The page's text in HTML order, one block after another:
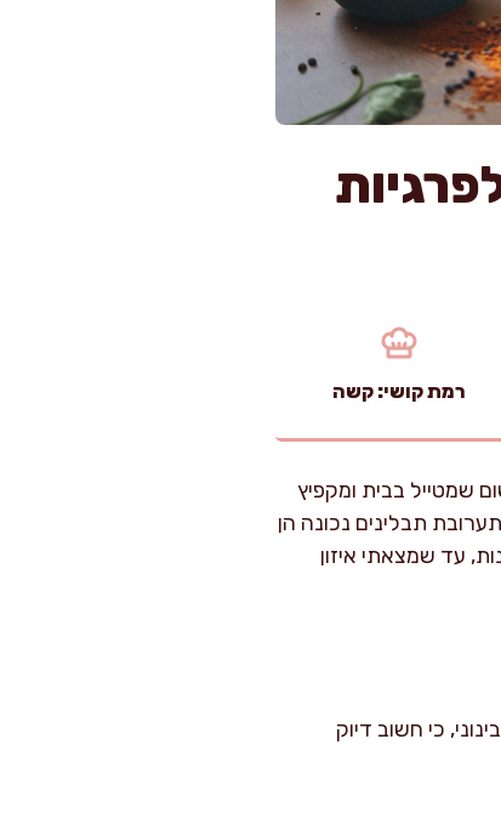
רמת קושי: קשה
שמטייל בבית ומקפיץ
תבלינים נכונה הן
עד שמצאתי איזון
רמת קושי: בינוני, כי חשוב דיוק